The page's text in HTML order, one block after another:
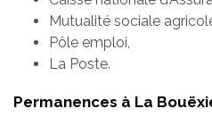
Mutualité sociale
Pôle emploi,
La Poste.
Permanences à La